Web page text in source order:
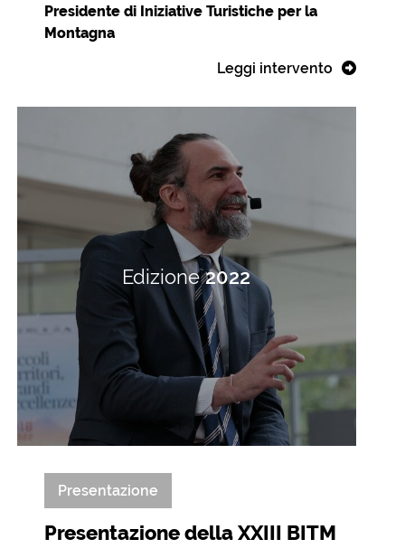
Presidente di Iniziative Turistiche per la
Montagna
Leggi intervento
Edizione2022
Presentazione
Presentazione della XXIII BITM